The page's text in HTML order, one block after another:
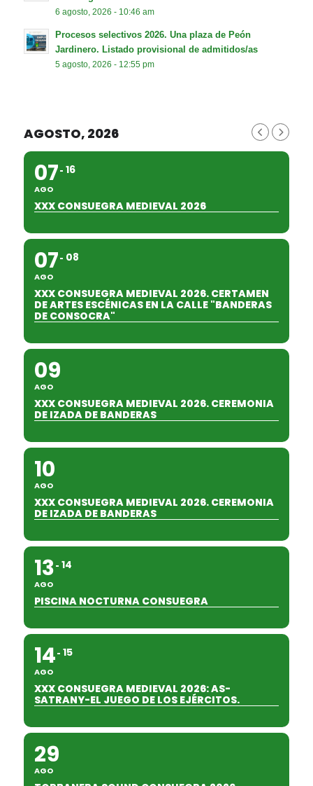
6 agosto, 2026 - 10:46 am
Procesos selectivos 2026. Una plaza de Peón
Jardinero. Listado provisional de admitidos/as
5 agosto, 2026 - 12:55 pm
AGOSTO, 2026
07
AGO
16
XXX CONSUEGRA MEDIEVAL 2026
07
AGO
08
XXX CONSUEGRA MEDIEVAL 2026. CERTAMEN
DE ARTES ESCÉNICAS EN LA CALLE "BANDERAS
DE CONSOCRA"
09
AGO
XXX CONSUEGRA MEDIEVAL 2026. CEREMONIA
DE IZADA DE BANDERAS
10
AGO
XXX CONSUEGRA MEDIEVAL 2026. CEREMONIA
DE IZADA DE BANDERAS
13
AGO
14
PISCINA NOCTURNA CONSUEGRA
14
AGO
15
XXX CONSUEGRA MEDIEVAL 2026: AS-
SATRANY-EL JUEGO DE LOS EJÉRCITOS.
29
AGO